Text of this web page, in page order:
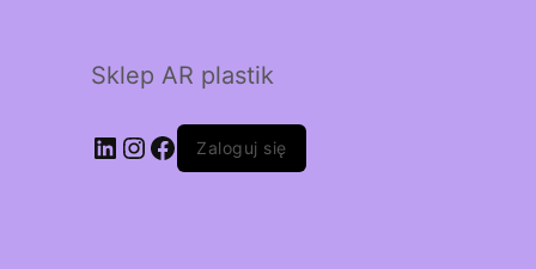
Sklep AR plastik
LinkedIn
Instagram
Facebook
Zaloguj się